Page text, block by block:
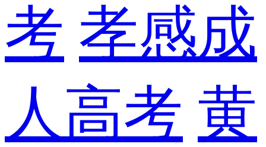
考 孝感成
人高考 黄